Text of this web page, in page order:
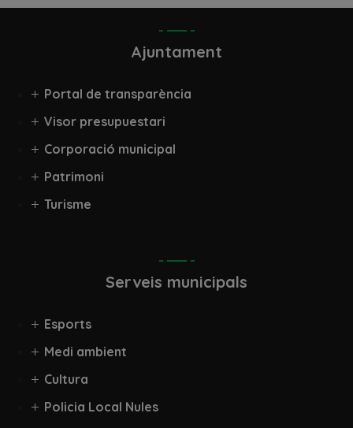
Ajuntament
Portal de transparència
Visor presupuestari
Corporació municipal
Patrimoni
Turisme
Serveis municipals
Esports
Medi ambient
Cultura
Policia Local Nules